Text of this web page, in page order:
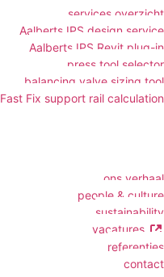
services overzicht
Aalberts IPS design service
Aalberts IPS Revit plug-in
press tool selector
balancing valve sizing tool
Fast Fix support rail calculation
ons verhaal
people & culture
sustainability
vacatures
referenties
contact